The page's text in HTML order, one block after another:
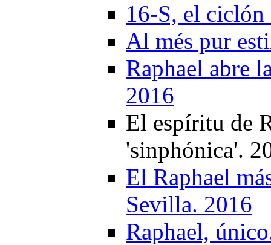
16-S, el ciclón
Al més pur
Raphael abre
2016
El espíritu de
'sinphónica'.
El Raphael
Sevilla. 2016
Raphael,